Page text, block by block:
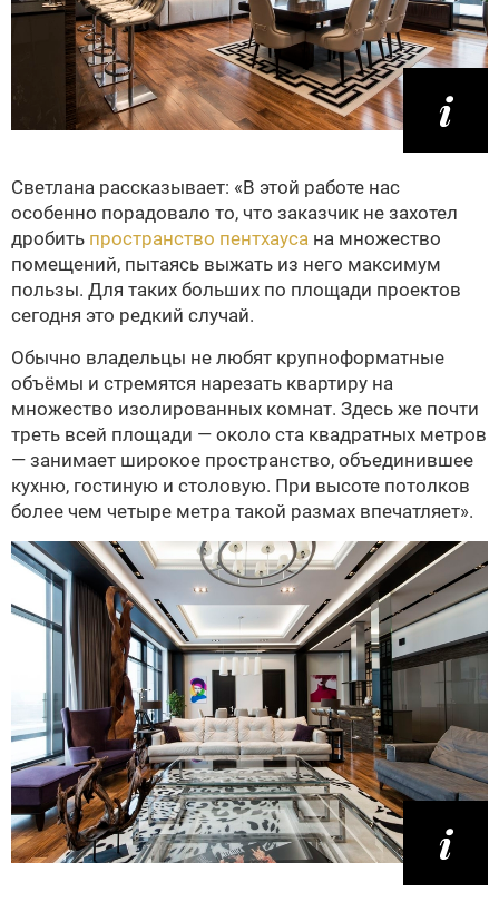
Светлана рассказывает: «В этой работе нас
особенно порадовало то, что заказчик не захотел
дробить пространство пентхауса на множество
помещений, пытаясь выжать из него максимум
пользы. Для таких больших по площади проектов
сегодня это редкий случай.
Обычно владельцы не любят крупноформатные
объёмы и стремятся нарезать квартиру на
множество изолированных комнат. Здесь же почти
треть всей площади — около ста квадратных метров
— занимает широкое пространство, объединившее
кухню, гостиную и столовую. При высоте потолков
более чем четыре метра такой размах впечатляет».